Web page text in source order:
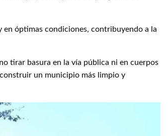
en óptimas condiciones, contribuyendo a la
tirar basura en la vía pública ni en cuerpos
un municipio más limpio y